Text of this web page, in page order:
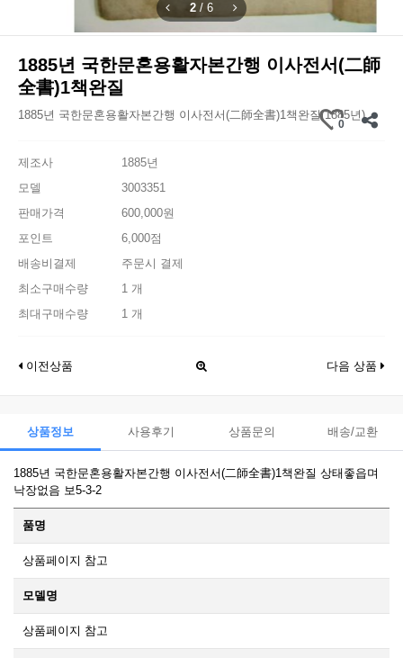
2 / 6
1885년 국한문혼용활자본간행 이사전서(二師
全書)1책완질
1885년 국한문혼용활자본간행 이사전서(二師全書)1책완질(1885년)
0
제조사
1885년
모델
3003351
판매가격
600,000원
포인트
6,000점
배송비결제
주문시 결제
최소구매수량
1 개
최대구매수량
1 개
이전상품 다음 상품
상품정보 사용후기 상품문의 배송/교환
1885년 국한문혼용활자본간행 이사전서(二師全書)1책완질 상태좋읍며
낙장없음 보5-3-2
품명
상품페이지 참고
모델명
상품페이지 참고